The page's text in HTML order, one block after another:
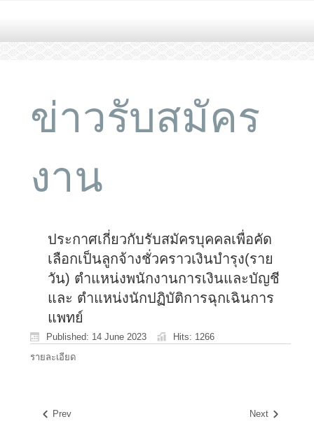
ข่าวรับสมัคร
งาน
ประกาศเกี่ยวกับรับสมัครบุคคลเพื่อคัด
เลือกเป็นลูกจ้างชั่วคราวเงินบำรุง(ราย
วัน) ตำแหน่งพนักงานการเงินและบัญชี
และ ตำแหน่งนักปฏิบัติการฉุกเฉินการ
แพทย์
Published: 14 June 2023
Hits: 1266
รายละเอียด
Prev Next